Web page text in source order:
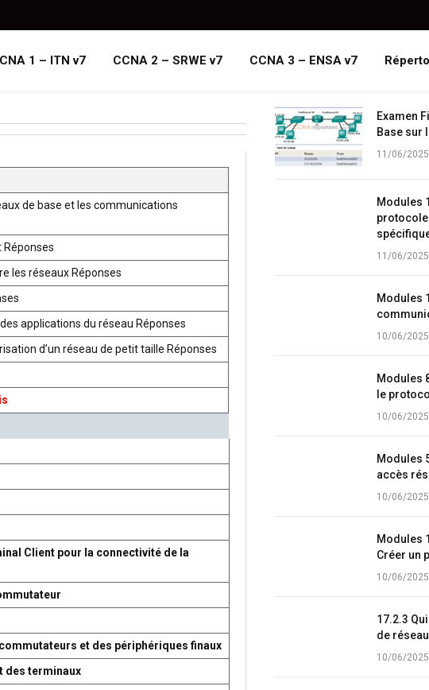
1 – ITN v7 CCNA 2 – SRWE v7 CCNA 3 – ENSA v7
de base et les communications
Réponses
les réseaux Réponses
applications du réseau Réponses
d’un réseau de petit taille Réponses
Client pour la connectivité de la
et des périphériques finaux
des terminaux
Examen
Base sur
11/06/2025
Modules
11/06/2025
Modules
10/06/2025
Modules
le
10/06/2025
Modules
accès
10/06/2025
Modules
Créer un
10/06/2025
17.2.3
de réseau
10/06/2025